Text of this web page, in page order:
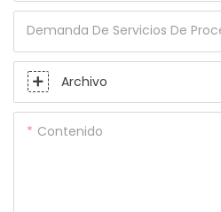
Demanda De Servicios De
Archivo
Contenido